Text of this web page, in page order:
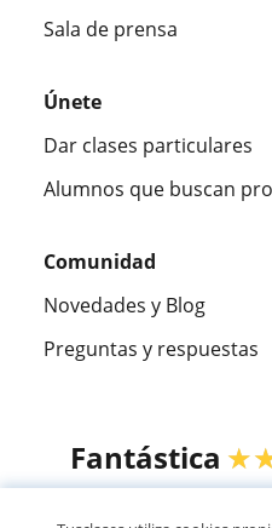
Sala de prensa
Únete
Dar clases particulares
Alumnos que buscan
Comunidad
Novedades y Blog
Preguntas y respuestas
Fantástica